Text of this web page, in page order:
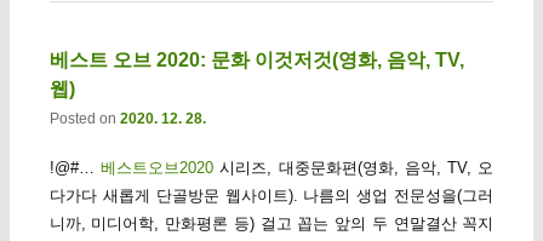
베스트 오브 2020: 문화 이것저것(영화, 음악, TV,
웹)
Posted on 2020. 12. 28.
!@#… 베스트오브2020시리즈, 대중문화편(영화, 음악, TV, 오
다가다 새롭게 단골방문 웹사이트). 나름의 생업 전문성을(그러
니까, 미디어학, 만화평론 등) 걸고 꼽는 앞의 두 연말결산 꼭지